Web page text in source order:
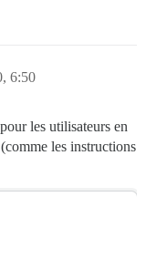
6:50
les utilisateurs en
les instructions